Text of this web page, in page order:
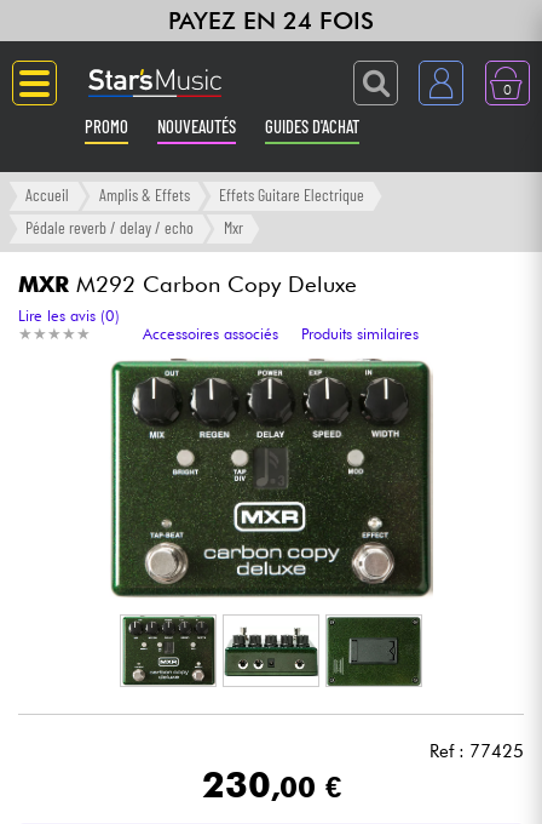
PAYEZ EN 24 FOIS
0
PROMO NOUVEAUTÉS GUIDES D'ACHAT
Langue
Amplis & Effets
Claviers & Pianos
Synthés & Sampleurs
Home Studio
Casques
Micros & HF
Accueil Amplis & Effets
Effets Guitare Electrique
Pédale reverb / delay / echo
Mxr
MXR M292 Carbon Copy Deluxe
★ ★ ★ ★ ★
★ ★ ★ ★ ★
Lire les avis (0)
Accessoires associés
Produits similaires
Ref : 77425
230,00 €